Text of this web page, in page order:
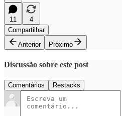
11
4
Compartilhar
Anterior
Próximo
Discussão sobre este post
Comentários Restacks